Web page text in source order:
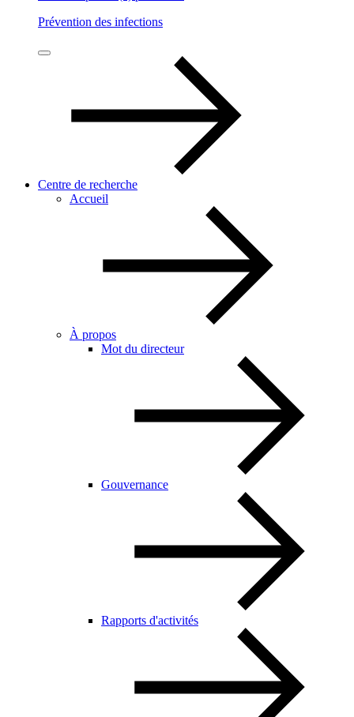
Prévention des infections
Centre de recherche
Accueil
À propos
Mot du directeur
Gouvernance
Rapports d'activités